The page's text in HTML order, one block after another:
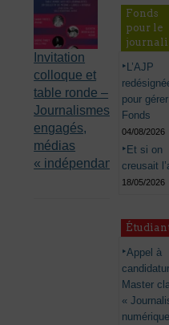
Invitation
colloque et
table ronde –
Journalismes
engagés,
médias
« indépendants »
Fonds
pour le
L’AJP
pour
Fonds
04/08/2026
Et si on
creusait
18/05/2026
Appel à
Master
«